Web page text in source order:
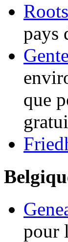
pays
que
pour